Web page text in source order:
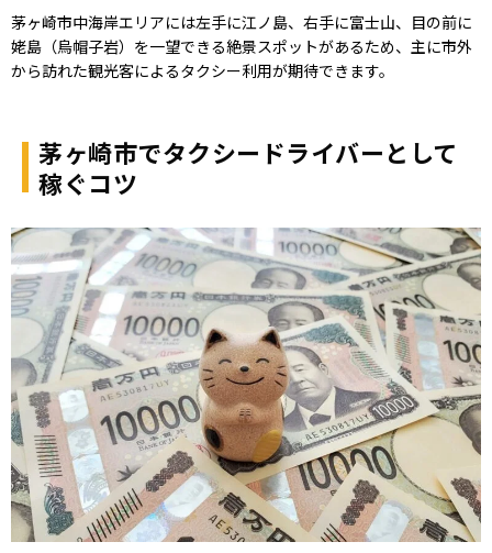
茅ヶ崎市中海岸エリアには左手に江ノ島、右手に富士山、目の前に
姥島（烏帽子岩）を一望できる絶景スポットがあるため、主に市外
から訪れた観光客によるタクシー利用が期待できます。
茅ヶ崎市でタクシードライバーとして
稼ぐコツ